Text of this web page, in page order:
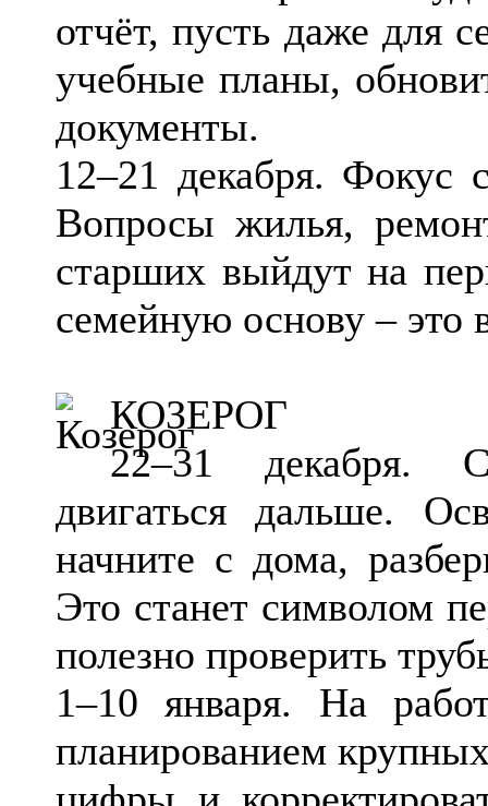
отчёт, пусть даже для
учебные планы,
документы.
12–21 декабря. Фокус
Вопросы жилья,
старших выйдут на
семейную основу – это
КОЗЕРОГ
22–31 декабря.
двигаться дальше.
начните с дома,
Это станет символом
полезно проверить
1–10 января. На
планированием